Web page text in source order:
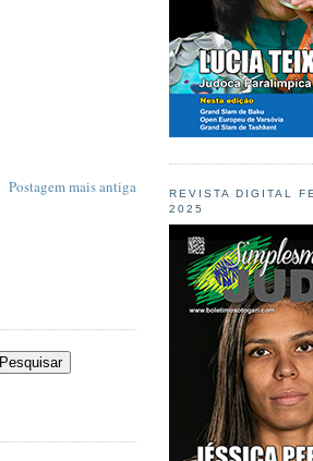
Postagem mais antiga
REVISTA DIGITAL
2025